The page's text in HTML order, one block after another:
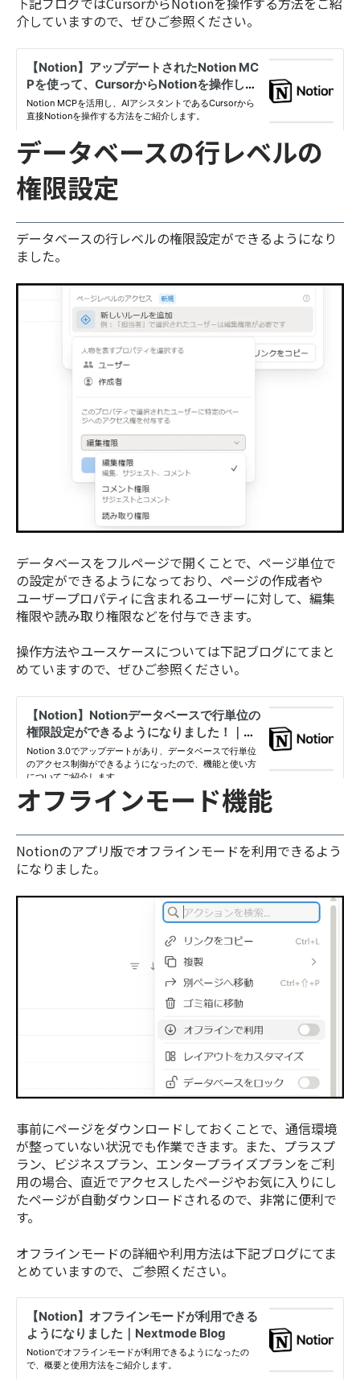
介していますので、ぜひご参照ください。
データベースの行レベルの
権限設定
データベースの行レベルの権限設定ができるようになり
ました。
データベースをフルページで開くことで、ページ単位で
の設定ができるようになっており、ページの作成者や
ユーザープロパティに含まれるユーザーに対して、編集
権限や読み取り権限などを付与できます。
操作方法やユースケースについては下記ブログにてまと
めていますので、ぜひご参照ください。
オフラインモード機能
Notionのアプリ版でオフラインモードを利用できるよう
になりました。
事前にページをダウンロードしておくことで、通信環境
が整っていない状況でも作業できます。また、プラスプ
ラン、ビジネスプラン、エンタープライズプランをご利
用の場合、直近でアクセスしたページやお気に入りにし
たページが自動ダウンロードされるので、非常に便利で
す。
オフラインモードの詳細や利用方法は下記ブログにてま
とめていますので、ご参照ください。